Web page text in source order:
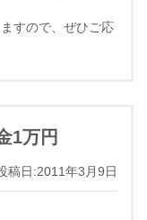
すので、ぜひご応
1万円
稿日:2011年3月9日